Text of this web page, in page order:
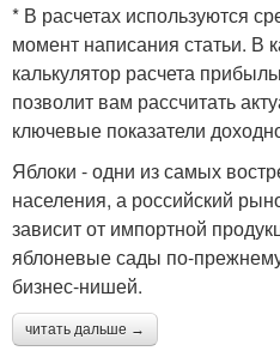
* В расчетах используются
момент написания статьи. В
калькулятор расчета
позволит вам рассчитать
ключевые показатели
Яблоки - одни из самых
населения, а российский
зависит от импортной
яблоневые сады по-
бизнес-нишей.
читать дальше →